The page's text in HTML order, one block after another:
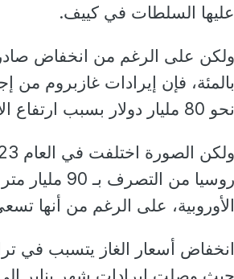
عليها السلطات في كييف.
بالمئة، فإن إيرادات غازبروم
نحو 80 مليار دولار بسبب ارتفاع الأسعار".
روسيا من
الأوروبية، على الرغم من أنها
انخفاض أسعار الغاز يتسبب في